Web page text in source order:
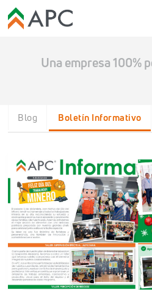
Una empresa 100%
Blog Boletín Informativo